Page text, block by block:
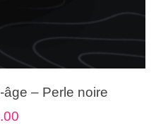
– Perle noire